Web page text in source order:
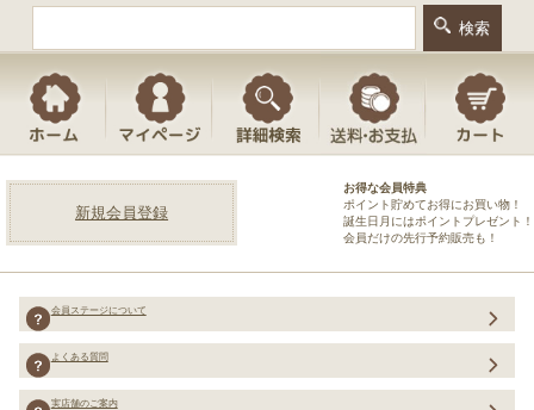
新規会員登録
お得な会員特典
ポイント貯めてお得にお買い物！
誕生日月にはポイントプレゼント！
会員だけの先行予約販売も！
会員ステージについて
よくある質問
実店舗のご案内